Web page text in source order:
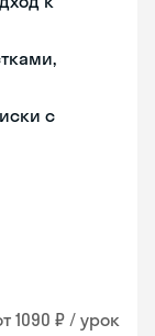
с
1090 ₽ / урок